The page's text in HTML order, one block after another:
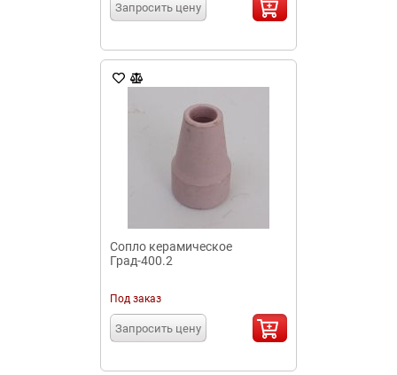
Запросить цену
Сопло керамическое
Град-400.2
Под заказ
Запросить цену